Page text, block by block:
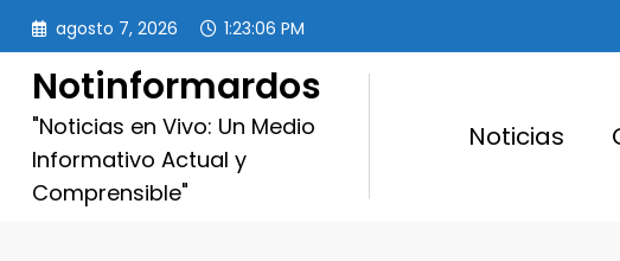
Saltar
contenido
agosto 7, 2026 1:23:07 PM
Notinformardos
"Noticias en Vivo: Un Medio
Informativo Actual y
Comprensible"
Noticias